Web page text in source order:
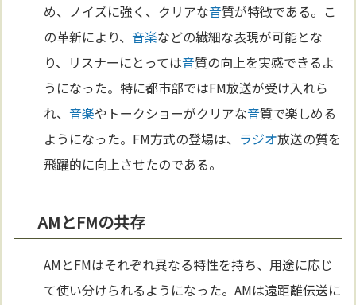
め、ノイズに強く、クリアな音質が特徴である。こ
の革新により、音楽などの繊細な表現が可能とな
り、リスナーにとっては音質の向上を実感できるよ
うになった。特に都市部ではFM放送が受け入れら
れ、音楽やトークショーがクリアな音質で楽しめる
ようになった。FM方式の登場は、 ラジオ放送の質を
飛躍的に向上させたのである。
AMとFMの共存
AMとFMはそれぞれ異なる特性を持ち、用途に応じ
て使い分けられるようになった。AMは遠距離伝送に